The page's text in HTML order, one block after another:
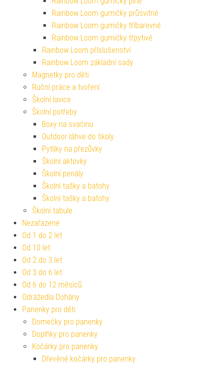
Rainbow Loom gumičky průsvitné
Rainbow Loom gumičky tříbarevné
Rainbow Loom gumičky třpytivé
Rainbow Loom příslušenství
Rainbow Loom základní sady
Magnetky pro děti
Ruční práce a tvoření
Školní lavice
Školní potřeby
Boxy na svačinu
Outdoor láhve do školy
Pytlíky na přezůvky
Školní aktovky
Školní penály
Školní tašky a batohy
Školní tašky a batohy
Školní tabule
Nezařazené
Od 1 do 2 let
Od 10 let
Od 2 do 3 let
Od 3 do 6 let
Od 6 do 12 měsíců
Odrážedla Dohány
Panenky pro děti
Domečky pro panenky
Doplňky pro panenky
Kočárky pro panenky
Dřevěné kočárky pro panenky